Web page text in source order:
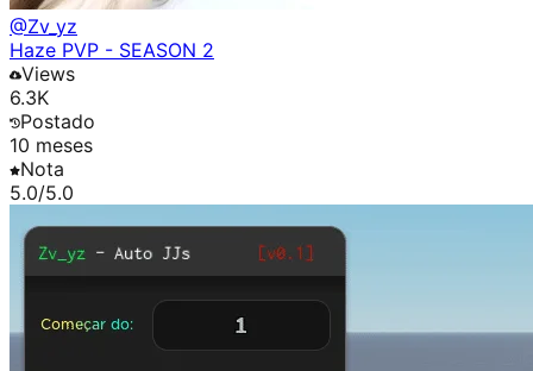
@Zv_yz
Haze PVP - SEASON 2
Views
6.3K
Postado
10 meses
Nota
5.0/5.0